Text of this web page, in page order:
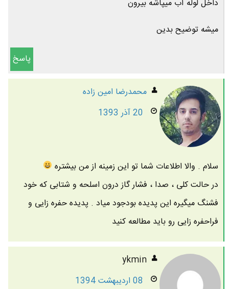
داخل لوله آب میپاشه بیرون
میشه توضیح بدین
پاسخ
محمدرضا امين زاده
20 آذر 1393
سلام . والا اطلاعات شما تو این زمینه از من بیشتره
در حالت کلی ، صدا ، فشار گاز درون اسلحه و شتابی که خود
فشنگ میگیره این پدیده بودجود میاد . پدیده حفره زایی و
فراحفره زایی رو باید مطالعه کنید
ykmin
08 اردیبهشت 1394